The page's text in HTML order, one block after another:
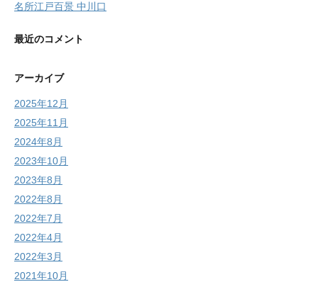
名所江戸百景 中川口
最近のコメント
アーカイブ
2025年12月
2025年11月
2024年8月
2023年10月
2023年8月
2022年8月
2022年7月
2022年4月
2022年3月
2021年10月